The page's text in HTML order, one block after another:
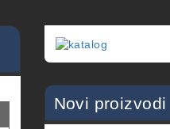
Novi proizvodi